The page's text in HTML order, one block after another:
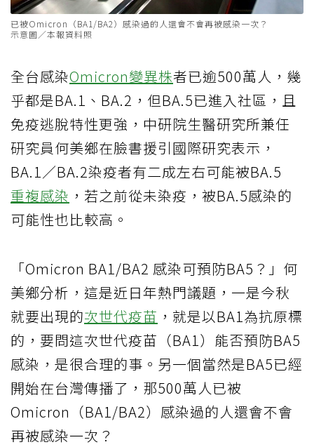
已被Omicron（BA1/BA2）感染過的人還會不會再被感染一次？
示意圖／本報資料照
全台感染Omicron變異株者已逾500萬人，幾
乎都是BA.1、BA.2，但BA.5已進入社區，且
免疫逃脫特性更強，中研院生醫研究所兼任
研究員何美鄉在臉書援引國際研究表示，
BA.1／BA.2染疫者有二成左右可能被BA.5
重複感染 ，若之前從未染疫，被BA.5感染的
可能性也比較高。
「Omicron BA1/BA2 感染可預防BA5？」何
美鄉分析，這是近日年熱門議題，一是今秋
就要出現的次世代疫苗 ，就是以BA1為抗原標
的，要問這次世代疫苗（BA1）能否預防BA5
感染，是很合理的事。另一個當然是BA5已經
開始在台灣傳播了，那500萬人已被
Omicron（BA1/BA2）感染過的人還會不會
再被感染一次？